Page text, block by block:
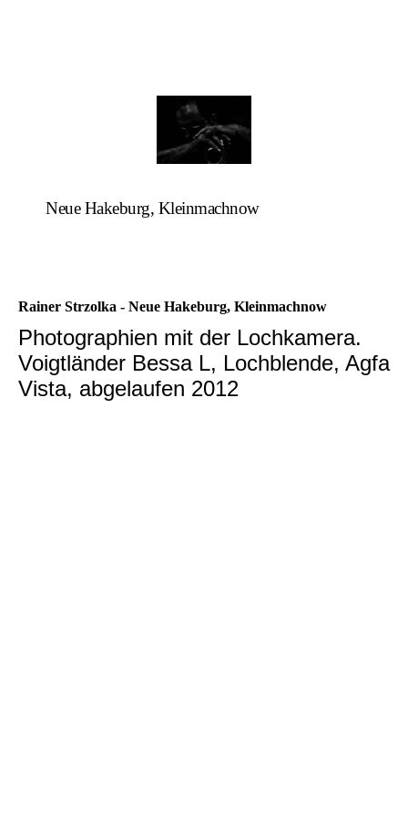
Neue Hakeburg, Kleinmachnow
Rainer Strzolka - Neue Hakeburg, Kleinmachnow
Photographien mit der Lochkamera.
Voigtländer Bessa L, Lochblende, Agfa
Vista, abgelaufen 2012